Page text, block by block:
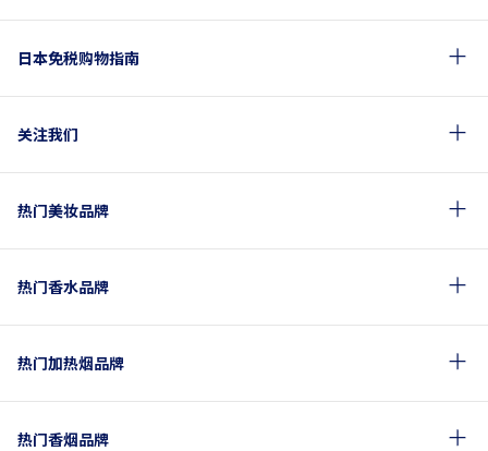
日本免税购物指南
关注我们
热门美妆品牌
热门香水品牌
热门加热烟品牌
热门香烟品牌